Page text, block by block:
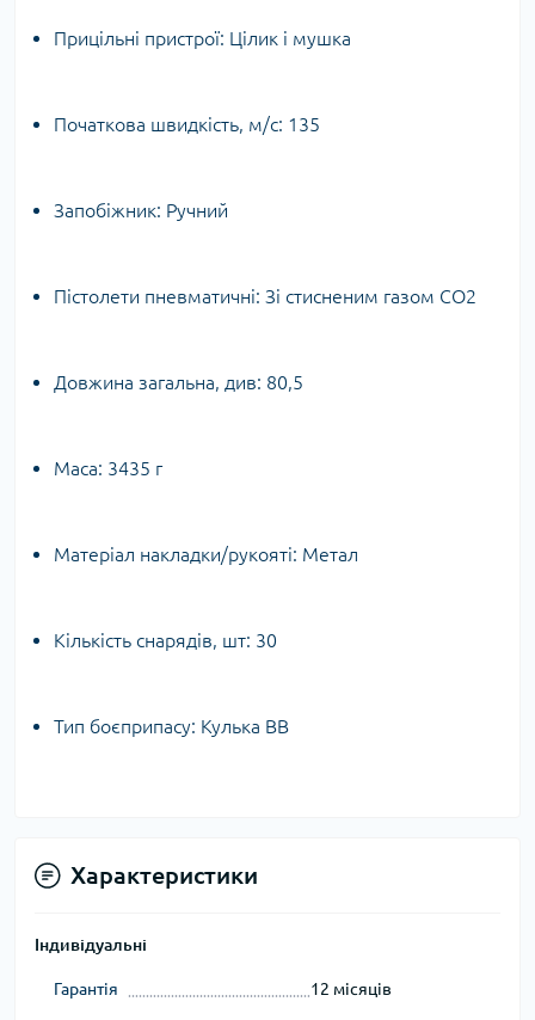
Прицільні пристрої: Цілик і мушка
Початкова швидкість, м/с: 135
Запобіжник: Ручний
Пістолети пневматичні: Зі стисненим газом CO2
Довжина загальна, див: 80,5
Маса: 3435 г
Матеріал накладки/рукояті: Метал
Кількість снарядів, шт: 30
Тип боєприпасу: Кулька BB
Характеристики
Індивідуальні
Гарантія 12 місяців